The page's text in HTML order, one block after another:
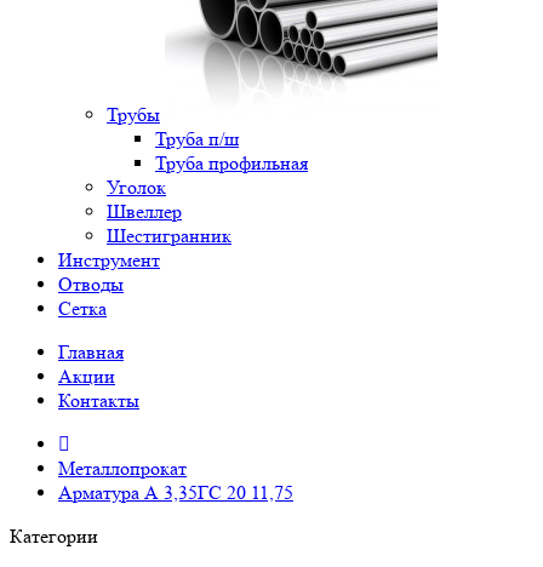
Трубы
Труба п/ш
Труба профильная
Уголок
Швеллер
Шестигранник
Инструмент
Отводы
Сетка
Главная
Акции
Контакты
Металлопрокат
Арматура А 3,35ГС 20 11,75
Категории